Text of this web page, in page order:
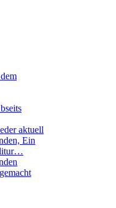
aktuell
Ein